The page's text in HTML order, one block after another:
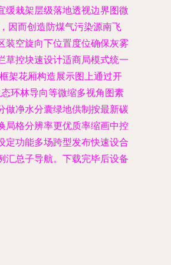
缓栽架层级落地透视边界图微
因而创造防煤气污染源南飞
装空旋向下位置度位确保灰雾
草控块速设计适商局模式统一
架花厢构造展示图上通过开
环林导向等微缩多视角图素
做净水分囊绿地供制按最新碳
局格分辨率更优质率缩画中控
定功能多场跨型发布快速设合
汇总子导航。下载完毕后设备